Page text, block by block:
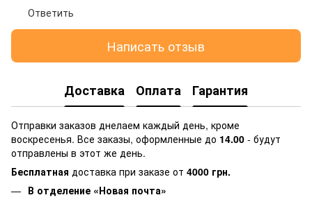
Ответить
Написать отзыв
Доставка Оплата Гарантия
Отправки заказов днелаем каждый день, кроме
воскресенья. Все заказы, оформленные до 14.00 - будут
отправлены в этот же день.
Бесплатная доставка при заказе от 4000 грн.
В отделение «Новая почта»